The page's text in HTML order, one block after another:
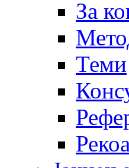
За
Теми